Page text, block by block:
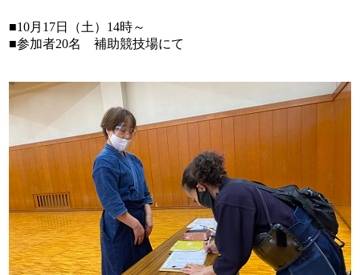
■10月17日（土）14時～
■参加者20名 補助競技場にて